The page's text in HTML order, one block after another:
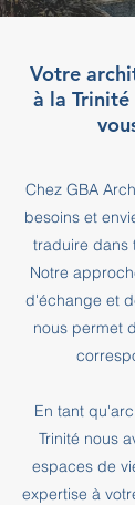
Votre
à la
Chez GBA
besoins et
traduire dans
Notre
d'échange et
nous permet
En tant
Trinité nous
espaces de
expertise à